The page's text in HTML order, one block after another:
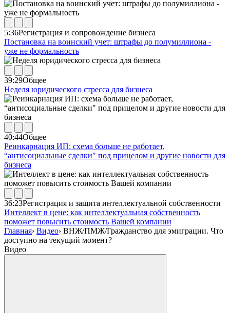
5:36Регистрация и сопровождение бизнеса
Постановка на воинский учет: штрафы до полумиллиона -
уже не формальность
39:29Общее
Неделя юридического стресса для бизнеса
40:44Общее
Реинкарнация ИП: схема больше не работает,
“антисоциальные сделки" под прицелом и другие новости для
бизнеса
36:23Регистрация и защита интеллектуальной собственности
Интеллект в цене: как интеллектуальная собственность
поможет повысить стоимость Вашей компании
Главная› Видео› ВНЖ/ПМЖ/Гражданство для эмиграции. Что
доступно на текущий момент?
Видео